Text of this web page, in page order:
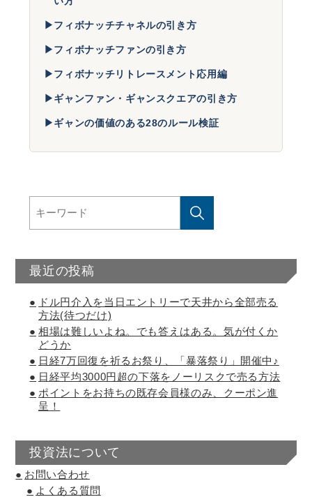
▶フィボナッチチャネルの引き方
▶フィボナッチファンの引き方
▶フィボナッチリトレースメント応用編
▶ギャンファン・ギャンスクエアの引き方
▶ギャンの価値のある28のルール検証
最近の投稿
ドル円介入を当日エントリーで天井から全部売る
方法(待つだけ)
相場は難しいよね。でも答えはある。気が付くか
どうか
日経7万回復を祈るお祭り、「暴落祭り」開催中♪
日経平均3000円超の下落をノーリスクで売る方法
ポイントをお持ちの既存会員様のみ、クーポン進
呈！
投資法について
お問い合わせ
よくある質問